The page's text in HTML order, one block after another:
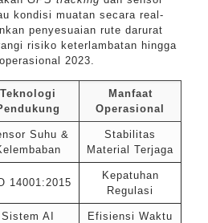
kondisi muatan secara real-
penyesuaian rute darurat
risiko keterlambatan hingga
2023.
Teknologi
Manfaat
Operasional
Suhu &
Stabilitas
Material Terjaga
14001:2015
Kepatuhan
Regulasi
Sistem AI
Efisiensi Waktu